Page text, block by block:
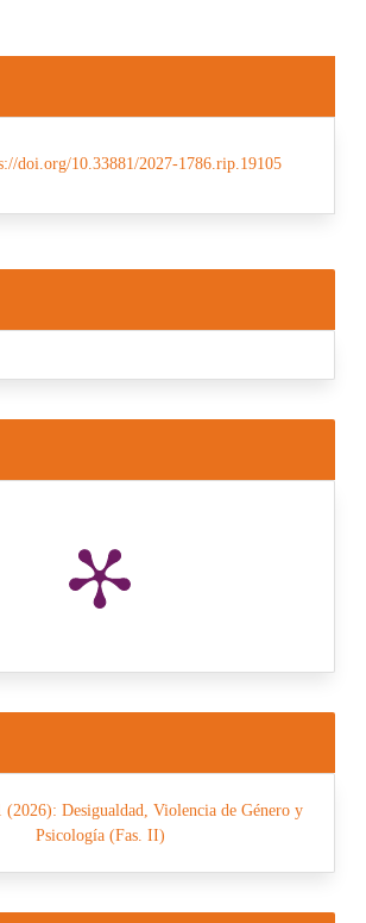
doi.org/10.33881/2027-1786.rip.19105
Desigualdad, Violencia de Género y
Psicología (Fas. II)